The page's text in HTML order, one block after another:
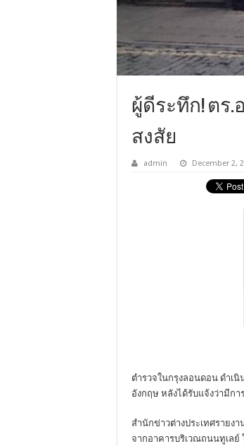
ผู้ดีระทึก! ตร
สงสัย
admin December 2,
ตำรวจในกรุงลอนดอน ดำเ
อังกฤษ หลังได้รับแจ้งว่ามีก
สำนักข่าวต่างประเทศรายง
จากอาคารบริเวณถนนทูเลย์